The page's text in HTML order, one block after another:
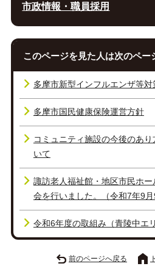
市政情報・職員採用
このページを見た人は次のペー
多摩市新型インフルエンザ等対
多摩市国民健康保険運営方針
コミュニティ施設の今後のあ
いて
諏訪老人福祉館・地区市民ホ
会を行いました。（令和7年9月
令和6年度の取組み（青陵中エリ
前のページへ戻る